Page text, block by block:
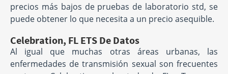
precios más bajos de pruebas de laboratorio std, se
puede obtener lo que necesita a un precio asequible.
Celebration, FL ETS De Datos
Al igual que muchas otras áreas urbanas, las
enfermedades de transmisión sexual son frecuentes